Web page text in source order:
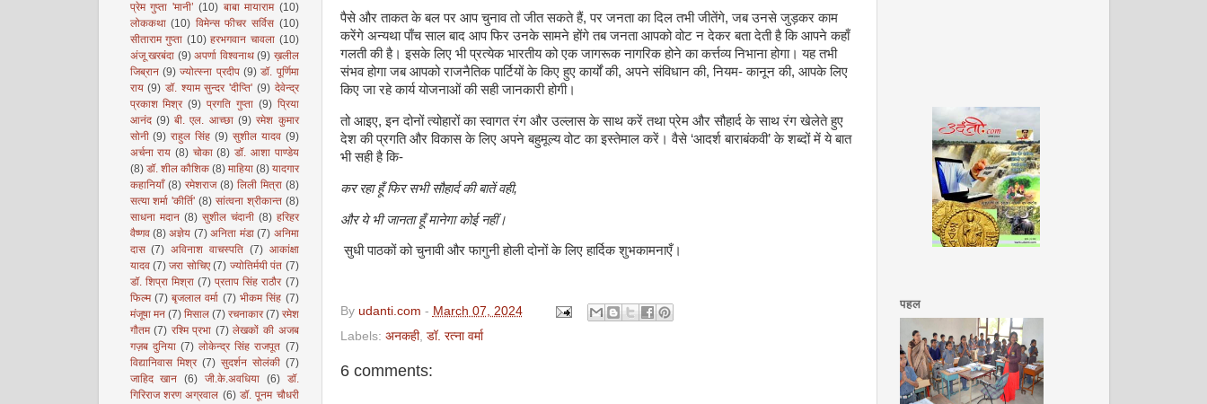
पैसे और ताकत के बल पर आप चुनाव तो जीत सकते हैं, पर जनता का दिल तभी जीतेंगे, जब उनसे जुड़कर काम
करेंगे अन्यथा पाँच साल बाद आप फिर उनके सामने होंगे तब जनता आपको वोट न देकर बता देती है कि आपने कहाँ
गलती की है। इसके लिए भी प्रत्येक भारतीय को एक जागरूक नागरिक होने का कर्त्तव्य निभाना होगा। यह तभी
संभव होगा जब आपको राजनैतिक पार्टियों के किए हुए कार्यों की, अपने संविधान की, नियम- कानून की, आपके लिए
किए जा रहे कार्य योजनाओं की सही जानकारी होगी।
तो आइए, इन दोनों त्योहारों का स्वागत रंग और उल्लास के साथ करें तथा प्रेम और सौहार्द के साथ रंग खेलेते हुए
देश की प्रगति और विकास के लिए अपने बहुमूल्य वोट का इस्तेमाल करें। वैसे ‘आदर्श बाराबंकवी’ के शब्दों में ये बात
भी सही है कि-
कर रहा हूँ फिर सभी सौहार्द की बातें वही,
और ये भी जानता हूँ मानेगा कोई नहीं।
सुधी पाठकों को चुनावी और फागुनी होली दोनों के लिए हार्दिक शुभकामनाएँ।
By udanti.com - March 07, 2024
Labels: अनकही, डॉ. रत्ना वर्मा
6 comments:
प्रेम गुप्ता 'मानी’ (10) बाबा मायाराम (10)
लोककथा (10) विमेन्स फीचर सर्विस (10)
सीताराम गुप्ता (10) हरभगवान चावला (10)
अंजू खरबंदा (9) अपर्णा विश्वनाथ (9) ख़लील
जिब्रान (9) ज्योत्स्ना प्रदीप (9) डॉ. पूर्णिमा
राय (9) डॉ. श्याम सुन्दर 'दीप्ति' (9) देवेन्द्र
प्रकाश मिश्र (9) प्रगति गुप्ता (9) प्रिया
आनंद (9) बी. एल. आच्छा (9) रमेश कुमार
सोनी (9) राहुल सिंह (9) सुशील यादव (9)
अर्चना राय (8) चोका (8) डॉ. आशा पाण्डेय
(8) डॉ. शील कौशिक (8) माहिया (8) यादगार
कहानियाँ (8) रमेशराज (8) लिली मित्रा (8)
सत्या शर्मा 'कीर्ति' (8) सांत्वना श्रीकान्त (8)
साधना मदान (8) सुशील चंदानी (8) हरिहर
वैष्णव (8) अज्ञेय (7) अनिता मंडा (7) अनिमा
दास (7) अविनाश वाचस्पति (7) आकांक्षा
यादव (7) जरा सोचिए (7) ज्योतिर्मयी पंत (7)
डॉ. शिप्रा मिश्रा (7) प्रताप सिंह राठौर (7)
फिल्म (7) बृजलाल वर्मा (7) भीकम सिंह (7)
मंजूषा मन (7) मिसाल (7) रचनाकार (7) रमेश
गौतम (7) रश्मि प्रभा (7) लेखकों की अजब
गज़ब दुनिया (7) लोकेन्द्र सिंह राजपूत (7)
विद्यानिवास मिश्र (7) सुदर्शन सोलंकी (7)
जाहिद खान (6) जी.के.अवधिया (6) डॉ.
गिरिराज शरण अग्रवाल (6) डॉ. पूनम चौधरी
अगस्त 2008
पहल